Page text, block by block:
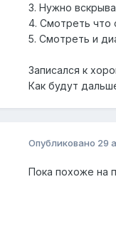
3. Нужно
4. Смотреть что
5. Смотреть и
Записался к
Как будут
Опубликовано 29
Пока похоже на